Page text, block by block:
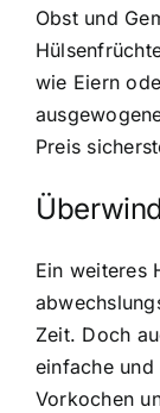
Obst und
wie Eiern
Preis
Ein weiteres
Zeit. Doch
einfache und
Vorkochen